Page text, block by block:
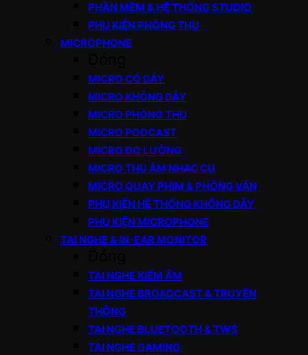
PHẦN MỀM & HỆ THỐNG STUDIO
PHỤ KIỆN PHÒNG THU
MICROPHONE
MICRO CÓ DÂY
MICRO KHÔNG DÂY
MICRO PHÒNG THU
MICRO PODCAST
MICRO ĐO LƯỜNG
MICRO THU ÂM NHẠC CỤ
MICRO QUAY PHIM & PHỎNG VẤN
PHỤ KIỆN HỆ THỐNG KHÔNG DÂY
PHỤ KIỆN MICROPHONE
TAI NGHE & IN-EAR MONITOR
TAI NGHE KIỂM ÂM
TAI NGHE BROADCAST & TRUYỀN
THÔNG
TAI NGHE BLUETOOTH & TWS
TAI NGHE GAMING